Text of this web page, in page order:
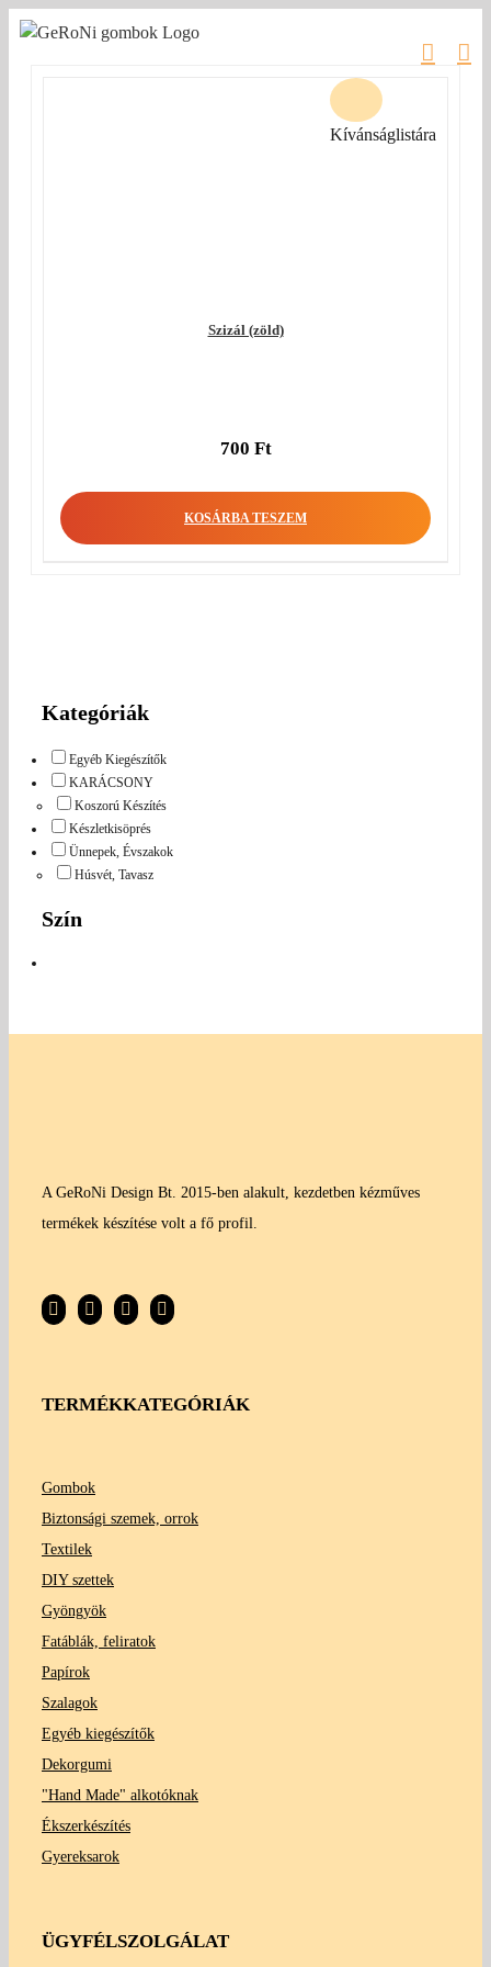
Kihagyás
Szizál (zöld)
700 Ft
KOSÁRBA TESZEM
Kívánságlistára
Kategóriák
Egyéb Kiegészítők
KARÁCSONY
Koszorú Készítés
Készletkisöprés
Ünnepek, Évszakok
Húsvét, Tavasz
Szín
A GeRoNi Design Bt. 2015-ben alakult, kezdetben kézműves
termékek készítése volt a fő profil.
TERMÉKKATEGÓRIÁK
Gombok
Biztonsági szemek, orrok
Textilek
DIY szettek
Gyöngyök
Fatáblák, feliratok
Papírok
Szalagok
Egyéb kiegészítők
Dekorgumi
"Hand Made" alkotóknak
Ékszerkészítés
Gyereksarok
ÜGYFÉLSZOLGÁLAT